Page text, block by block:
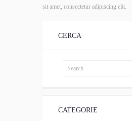
sit amet, consectetur adipiscing elit.
CERCA
CATEGORIE